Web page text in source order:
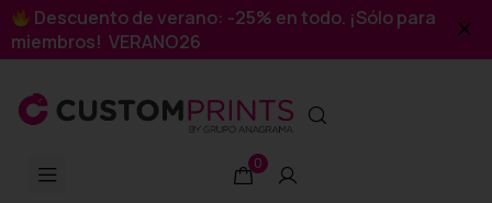
Descuento de verano: -25% en todo. ¡Sólo para
miembros! VERANO26
0